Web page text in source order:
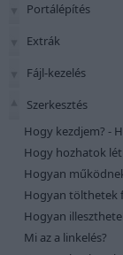
Portálépítés
Extrák
Fájl-kezelés
Szerkesztés
Hogy kezdjem? -
Hogy hozhatok
Hogyan
Hogyan tölthetek
Hogyan
Mi az a linkelés?